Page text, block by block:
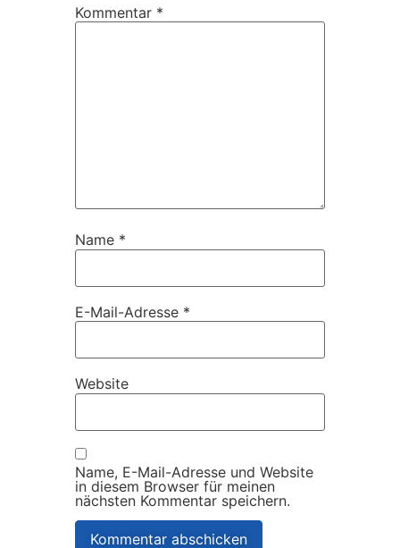
Kommentar *
Name *
E-Mail-Adresse *
Website
Name, E-Mail-Adresse und Website
in diesem Browser für meinen
nächsten Kommentar speichern.